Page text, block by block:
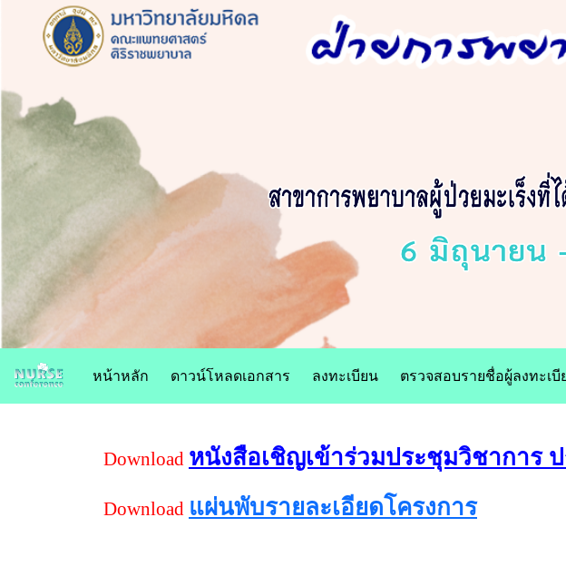
หน้าหลัก ดาวน์โหลดเอกสาร ลงทะเบียน ตรวจสอบรายชื่อผู้ลงทะเบี
Download หนังสือเชิญเข้าร่วมประชุมวิชาการ ป
Download แผ่นพับรายละเอียดโครงการ